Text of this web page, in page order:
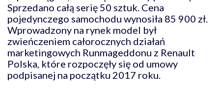
Sprzedano całą serię 50 sztuk. Cena
pojedynczego samochodu wynosiła 85 900 zł.
Wprowadzony na rynek model był
zwieńczeniem całorocznych działań
marketingowych Runmageddonu z Renault
Polska, które rozpoczęły się od umowy
podpisanej na początku 2017 roku.